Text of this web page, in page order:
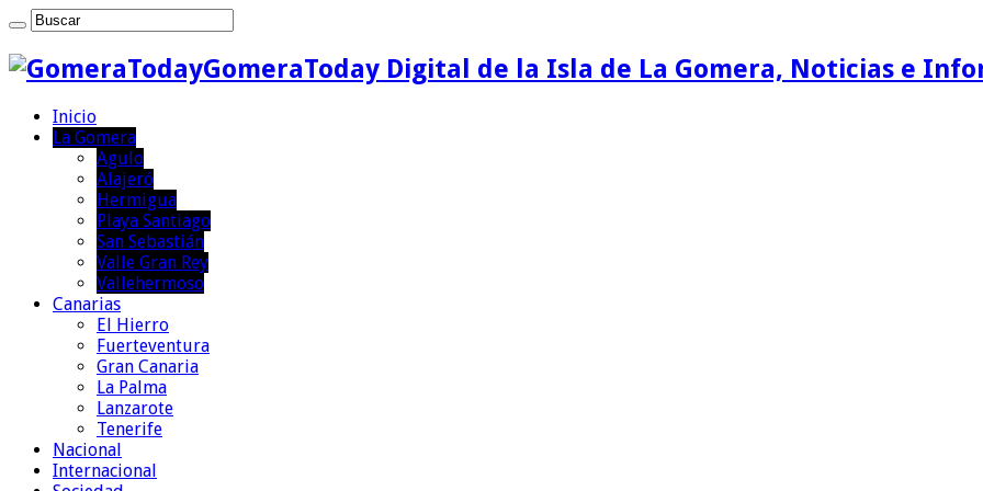
GomeraToday Digital de la Isla de La Gomera, Noticias e
Inicio
La Gomera
Agulo
Alajeró
Hermigua
Playa Santiago
San Sebastián
Valle Gran Rey
Vallehermoso
Canarias
El Hierro
Fuerteventura
Gran Canaria
La Palma
Lanzarote
Tenerife
Nacional
Internacional